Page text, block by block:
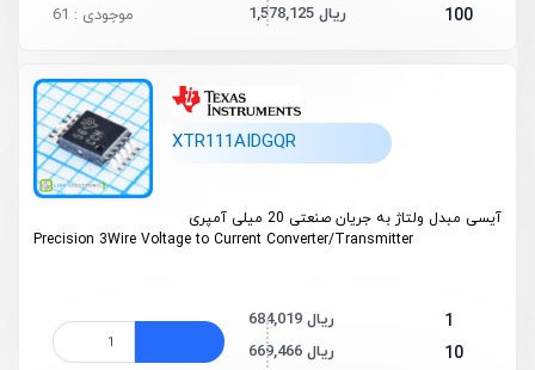
100 1,578,125 ریال موجودی : 61
XTR111AIDGQR
آیسی مبدل ولتاژ به جریان صنعتی 20 میلی آمپری
Precision 3Wire Voltage to Current Converter/Transmitter
1 684,019 ریال
10 669,466 ریال